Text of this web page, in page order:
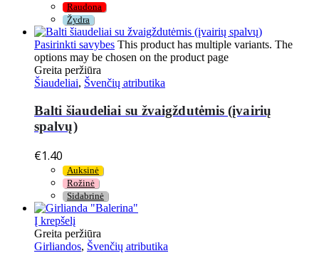
Raudona
Žydra
Pasirinkti savybes This product has multiple variants. The
options may be chosen on the product page
Greita peržiūra
Šiaudeliai, Švenčių atributika
Balti šiaudeliai su žvaigždutėmis (įvairių
spalvų)
€1.40
Auksinė
Rožinė
Sidabrinė
Į krepšelį
Greita peržiūra
Girliandos, Švenčių atributika